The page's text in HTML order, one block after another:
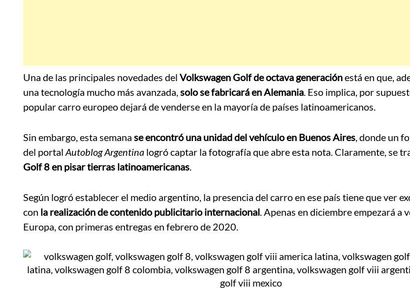
Una de las principales novedades del Volkswagen Golf de octava generaciónestá en que,
una tecnología mucho más avanzada,solo se fabricará en Alemania. Eso implica, por
popular carro europeo dejará de venderse en la mayoría de países latinoamericanos.
Sin embargo, esta semana se encontró una unidad del vehículo en Buenos Aires, donde un
del portal Autoblog Argentina logró captar la fotografía que abre esta nota. Claramente, se
Golf 8 en pisar tierras latinoamericanas.
Según logró establecer el medio argentino, la presencia del carro en ese país tiene que ver
con la realización de contenido publicitario internacional. Apenas en diciembre empezará a
Europa, con primeras entregas en febrero de 2020.